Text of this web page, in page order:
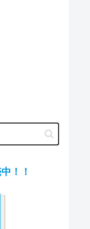
！！